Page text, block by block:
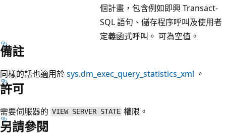
個計畫，包含例如即興 Transact-
SQL 語句、儲存程序呼叫及使用者
定義函式呼叫。 可為空值。
備註
同樣的話也適用於sys.dm_exec_query_statistics_xml 。
許可
需要伺服器的 VIEW SERVER STATE 權限。
另請參閱